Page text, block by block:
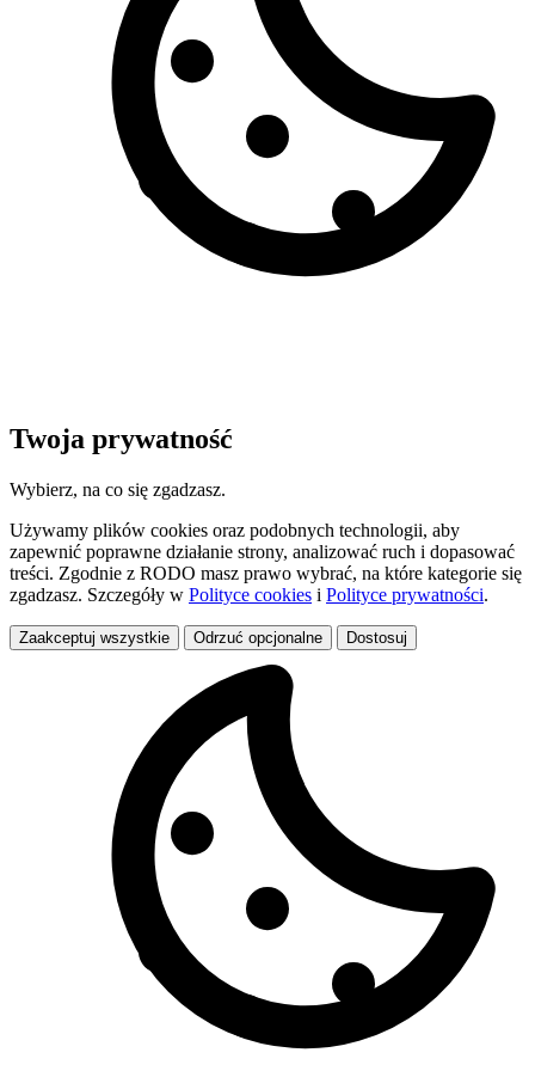
Twoja prywatność
Wybierz, na co się zgadzasz.
Używamy plików cookies oraz podobnych technologii, aby
zapewnić poprawne działanie strony, analizować ruch i dopasować
treści. Zgodnie z RODO masz prawo wybrać, na które kategorie się
zgadzasz. Szczegóły w Polityce cookies i Polityce prywatności.
Zaakceptuj wszystkie Odrzuć opcjonalne Dostosuj